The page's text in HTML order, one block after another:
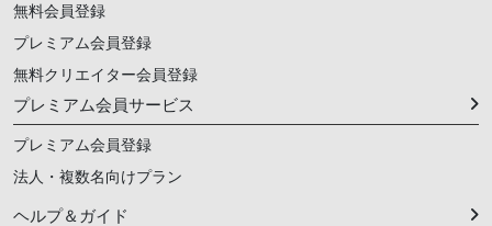
無料会員登録
プレミアム会員登録
無料クリエイター会員登録
プレミアム会員サービス
プレミアム会員登録
法人・複数名向けプラン
ヘルプ＆ガイド